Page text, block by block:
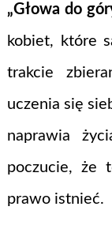
„Głowa do
kobiet, które
trakcie
uczenia się
naprawia
poczucie, że
prawo istnieć.